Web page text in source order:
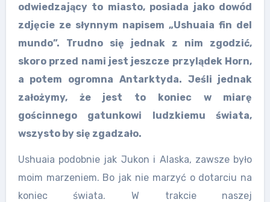
odwiedzający to miasto, posiada jako dowód
zdjęcie ze słynnym napisem „Ushuaia fin del
mundo”. Trudno się jednak z nim zgodzić,
skoro przed nami jest jeszcze przylądek Horn,
a potem ogromna Antarktyda. Jeśli jednak
założymy, że jest to koniec w miarę
gościnnego gatunkowi ludzkiemu świata,
wszysto by się zgadzało.
Ushuaia podobnie jak Jukon i Alaska, zawsze było
moim marzeniem. Bo jak nie marzyć o dotarciu na
koniec świata. W trakcie naszej